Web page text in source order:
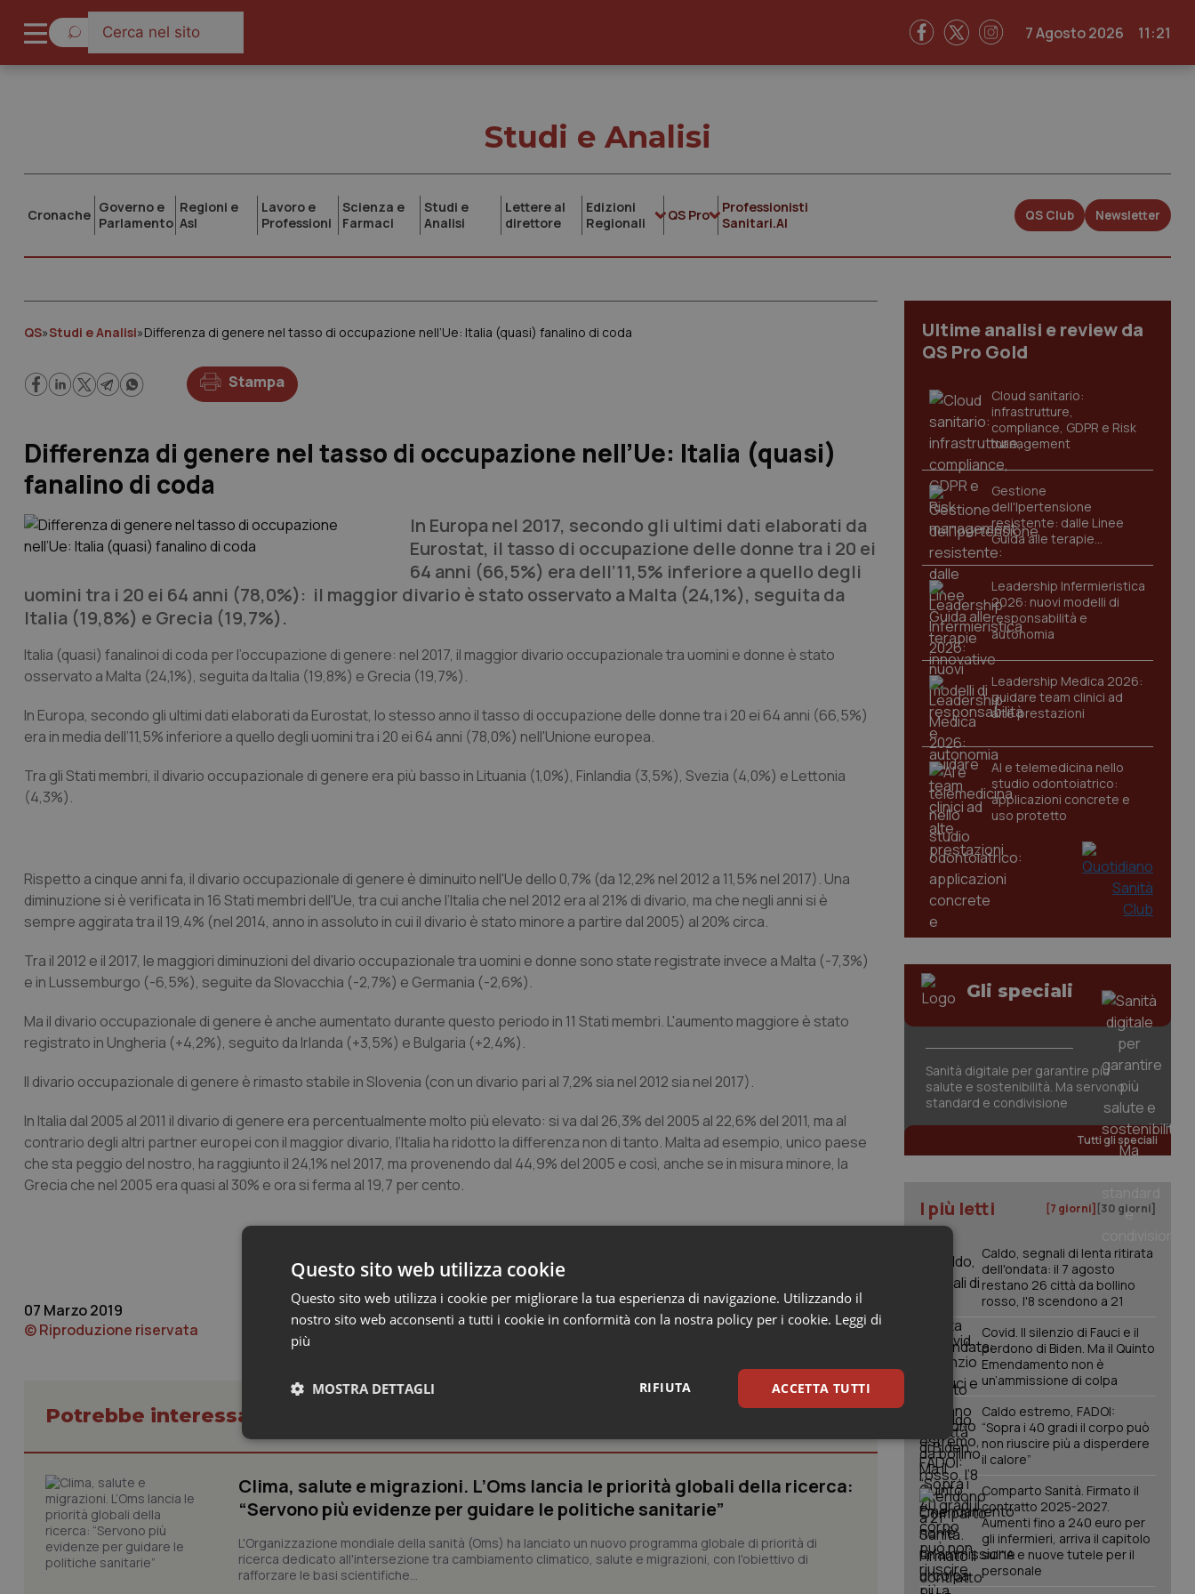
7 Agosto 2026 11:21
Studi e Analisi
Cronache Governo e
Parlamento
Regioni e
Asl
Lavoro e
Professioni
Scienza e
Farmaci
Studi e
Analisi
Lettere al
direttore
Edizioni
Regionali
QS Pro
Professionisti
Sanitari.AI
QS Club Newsletter
QS»Studi e Analisi»Differenza di genere nel tasso di occupazione nell’Ue: Italia (quasi) fanalino di coda
Stampa
Differenza di genere nel tasso di occupazione nell’Ue: Italia (quasi)
fanalino di coda
In Europa nel 2017, secondo gli ultimi dati elaborati da
Eurostat, il tasso di occupazione delle donne tra i 20 ei
64 anni (66,5%) era dell’11,5% inferiore a quello degli
uomini tra i 20 ei 64 anni (78,0%): il maggior divario è stato osservato a Malta (24,1%), seguita da
Italia (19,8%) e Grecia (19,7%).
Italia (quasi) fanalinoi di coda per l’occupazione di genere: nel 2017, il maggior divario occupazionale tra uomini e donne è stato
osservato a Malta (24,1%), seguita da Italia (19,8%) e Grecia (19,7%).
In Europa, secondo gli ultimi dati elaborati da Eurostat, lo stesso anno il tasso di occupazione delle donne tra i 20 ei 64 anni (66,5%)
era in media dell’11,5% inferiore a quello degli uomini tra i 20 ei 64 anni (78,0%) nell'Unione europea.
Tra gli Stati membri, il divario occupazionale di genere era più basso in Lituania (1,0%), Finlandia (3,5%), Svezia (4,0%) e Lettonia
(4,3%).
Rispetto a cinque anni fa, il divario occupazionale di genere è diminuito nell'Ue dello 0,7% (da 12,2% nel 2012 a 11,5% nel 2017). Una
diminuzione si è verificata in 16 Stati membri dell'Ue, tra cui anche l’Italia che nel 2012 era al 21% di divario, ma che negli anni si è
sempre aggirata tra il 19,4% (nel 2014, anno in assoluto in cui il divario è stato minore a partire dal 2005) al 20% circa.
Tra il 2012 e il 2017, le maggiori diminuzioni del divario occupazionale tra uomini e donne sono state registrate invece a Malta (-7,3%)
e in Lussemburgo (-6,5%), seguite da Slovacchia (-2,7%) e Germania (-2,6%).
Ma il divario occupazionale di genere è anche aumentato durante questo periodo in 11 Stati membri. L'aumento maggiore è stato
registrato in Ungheria (+4,2%), seguito da Irlanda (+3,5%) e Bulgaria (+2,4%).
Il divario occupazionale di genere è rimasto stabile in Slovenia (con un divario pari al 7,2% sia nel 2012 sia nel 2017).
In Italia dal 2005 al 2011 il divario di genere era percentualmente molto più elevato: si va dal 26,3% del 2005 al 22,6% del 2011, ma al
contrario degli altri partner europei con il maggior divario, l’Italia ha ridotto la differenza non di tanto. Malta ad esempio, unico paese
che sta peggio del nostro, ha raggiunto il 24,1% nel 2017, ma provenendo dal 44,9% del 2005 e così, anche se in misura minore, la
Grecia che nel 2005 era quasi al 30% e ora si ferma al 19,7 per cento.
07 Marzo 2019
© Riproduzione riservata
Potrebbe interessarti in Studi e Analisi
Clima, salute e migrazioni. L’Oms lancia le priorità globali della ricerca:
“Servono più evidenze per guidare le politiche sanitarie”
L'Organizzazione mondiale della sanità (Oms) ha lanciato un nuovo programma globale di priorità di
ricerca dedicato all'intersezione tra cambiamento climatico, salute e migrazioni, con l'obiettivo di
rafforzare le basi scientifiche...
Ultime analisi e review da
QS Pro Gold
Cloud sanitario:
infrastrutture,
compliance, GDPR e Risk
management
Gestione
dell'Ipertensione
resistente: dalle Linee
Guida alle terapie
innovative
Leadership Infermieristica
2026: nuovi modelli di
responsabilità e
autonomia
Leadership Medica 2026:
guidare team clinici ad
alte prestazioni
AI e telemedicina nello
studio odontoiatrico:
applicazioni concrete e
uso protetto
Gli speciali
Sanità digitale per garantire più
salute e sostenibilità. Ma servono
standard e condivisione
Tutti gli speciali
I più letti [7 giorni] [30 giorni]
Caldo, segnali di lenta ritirata
dell'ondata: il 7 agosto
restano 26 città da bollino
rosso, l'8 scendono a 21
Covid. Il silenzio di Fauci e il
perdono di Biden. Ma il Quinto
Emendamento non è
un’ammissione di colpa
Caldo estremo, FADOI:
“Sopra i 40 gradi il corpo può
non riuscire più a disperdere
il calore”
Comparto Sanità. Firmato il
contratto 2025-2027.
Aumenti fino a 240 euro per
gli infermieri, arriva il capitolo
sull'IA e nuove tutele per il
personale
Questo sito web utilizza cookie
Questo sito web utilizza i cookie per migliorare la tua esperienza di navigazione. Utilizzando il
nostro sito web acconsenti a tutti i cookie in conformità con la nostra policy per i cookie. Leggi di
più
ACCETTA TUTTI
RIFIUTA
MOSTRA DETTAGLI
Necessari Statistici Marketing
Necessari Statistici Marketing